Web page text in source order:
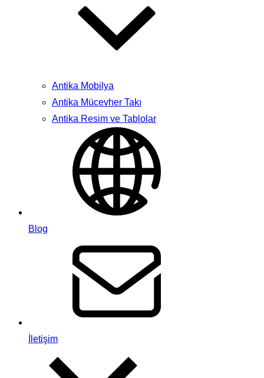
Antika Mobilya
Antika Mücevher Takı
Antika Resim ve Tablolar
Blog
İletişim